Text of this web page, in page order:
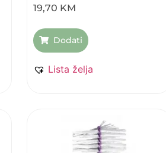
19,70 KM
Dodati
Lista želja